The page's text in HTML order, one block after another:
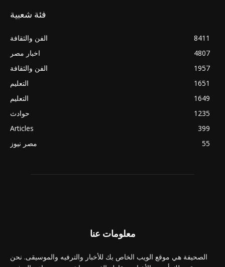
فئة شعبية
الفن والثقافة
8411
اخبار مصر
4807
الفن والثقافة
1957
التعليم
1651
التعليم
1649
حوادث
1235
Articles
399
مصر نيوز
55
معلومات عنا
الصحيفة هي موقع الويب الخاص بك للأخبار والترفيه والموسيقى. نحن